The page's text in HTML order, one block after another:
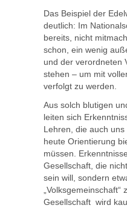
Das Beispiel der
deutlich: Im
bereits, nicht
schon, ein wenig
und der verordneten
stehen – um mit
verfolgt zu werden.
Aus solch blutigen
leiten sich
Lehren, die auch
heute Orientierung
müssen.
Gesellschaft, die
sein will, sondern
Gesellschaft wird